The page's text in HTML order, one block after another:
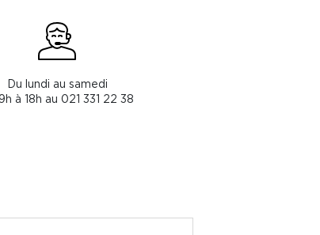
Du lundi au samedi
à 18h au 021 331 22 38